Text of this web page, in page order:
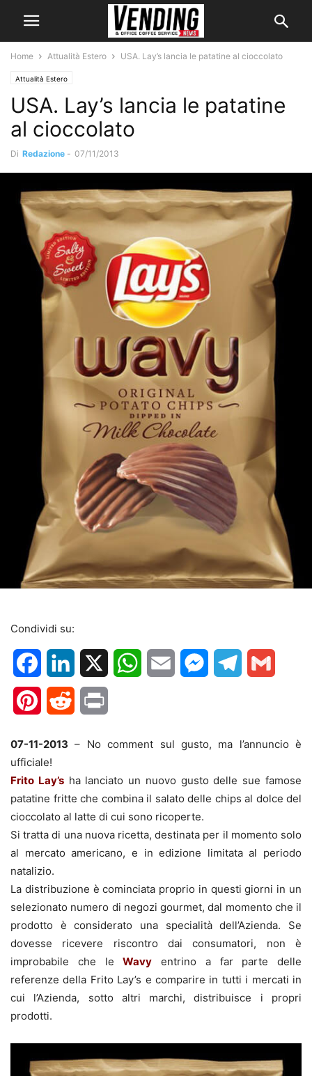
Home Attualità Estero USA. Lay’s lancia le patatine al cioccolato
Attualità Estero
USA. Lay’s lancia le patatine
al cioccolato
Di Redazione - 07/11/2013
Condividi su:
FacebookLinkedIn WhatsApp
Email MessengerTelegram
PinterestReddit
07-11-2013 – No comment sul gusto, ma l’annuncio è
ufficiale!
Frito Lay’sha lanciato un nuovo gusto delle sue famose
patatine fritte che combina il salato delle chips al dolce del
cioccolato al latte di cui sono ricoperte.
Si tratta di una nuova ricetta, destinata per il momento solo
al mercato americano, e in edizione limitata al periodo
natalizio.
La distribuzione è cominciata proprio in questi giorni in un
selezionato numero di negozi gourmet, dal momento che il
prodotto è considerato una specialità dell’Azienda. Se
dovesse ricevere riscontro dai consumatori, non è
improbabile che leWavy entrino a far parte delle
referenze della Frito Lay’s e comparire in tutti i mercati in
cui l’Azienda, sotto altri marchi, distribuisce i propri
prodotti.